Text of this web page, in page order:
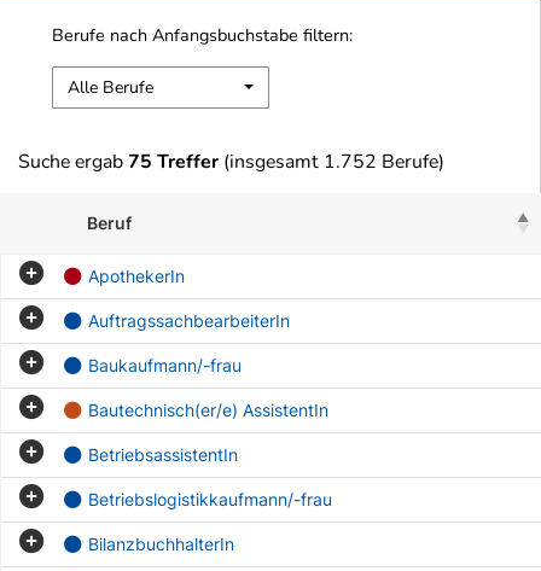
Berufe nach Anfangsbuchstabe filtern:
Alle Berufe
Suche ergab75 Treffer (insgesamt 1.752 Berufe)
Beruf
ApothekerIn
AuftragssachbearbeiterIn
Baukaufmann/-frau
Bautechnisch(er/e) AssistentIn
BetriebsassistentIn
Betriebslogistikkaufmann/-frau
BilanzbuchhalterIn